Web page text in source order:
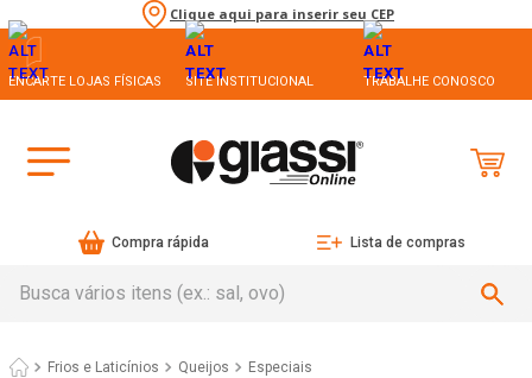
Clique aqui para inserir seu CEP
ENCARTE LOJAS FÍSICAS SITE INSTITUCIONAL TRABALHE CONOSCO
Compra rápida Lista de compras
Frios e Laticínios Queijos Especiais